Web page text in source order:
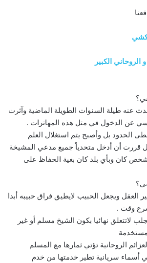
الكبير
عنه طيلة السنوات الطويلة الماضية وآثرت
عن الدخول في مثل هذه المهاترات .
الحدود بل وأصبح يتم استغلال العلم
قررت أن أدخل متحدياً جميع مدعي المشيخة
كان وبأي بلد كان بغية الحفاظ على
العقل ويجعل الحبيب لايطيق فراق حبيبه أبدا
وقت .
لاتتعلق نهائيا بكون الشيخ مسلم أو غير
الروحانية تؤتي ثمارها مع المسلم
أسماء سريانية تطير خدمتها من خدم